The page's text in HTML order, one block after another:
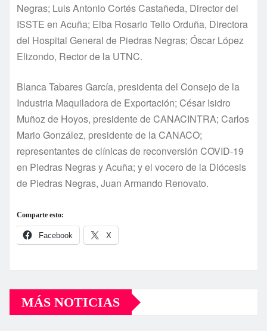
Negras; Luis Antonio Cortés Castañeda, Director del
ISSTE en Acuña; Elba Rosario Tello Orduña, Directora
del Hospital General de Piedras Negras; Óscar López
Elizondo, Rector de la UTNC.
Blanca Tabares García, presidenta del Consejo de la
Industria Maquiladora de Exportación; César Isidro
Muñoz de Hoyos, presidente de CANACINTRA; Carlos
Mario González, presidente de la CANACO;
representantes de clínicas de reconversión COVID-19
en Piedras Negras y Acuña; y el vocero de la Diócesis
de Piedras Negras, Juan Armando Renovato.
Comparte esto:
Facebook X
MÁS NOTICIAS